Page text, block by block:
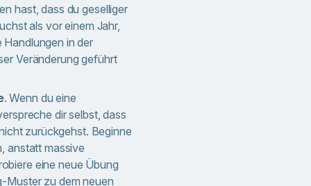
hast, dass du geselliger
als vor einem Jahr,
in der
Veränderung geführt
. Wenn du eine
dir selbst, dass
zurückgehst. Beginne
anstatt massive
eine neue Übung
Muster zu dem neuen